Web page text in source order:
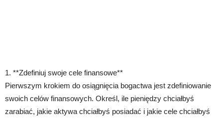
1. **Zdefiniuj swoje cele finansowe**
Pierwszym krokiem do osiągnięcia bogactwa jest zdefiniowanie
swoich celów finansowych. Określ, ile pieniędzy chciałbyś
zarabiać, jakie aktywa chciałbyś posiadać i jakie cele chciałbyś